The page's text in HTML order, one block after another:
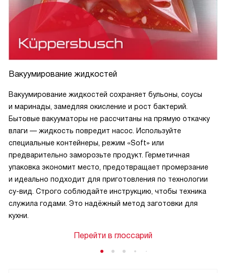
Вакуумирование жидкостей
Вакуумирование жидкостей сохраняет бульоны, соусы
и маринады, замедляя окисление и рост бактерий.
Бытовые вакууматоры не рассчитаны на прямую откачку
влаги — жидкость повредит насос. Используйте
специальные контейнеры, режим «Soft» или
предварительно заморозьте продукт. Герметичная
упаковка экономит место, предотвращает промерзание
и идеально подходит для приготовления по технологии
су-вид. Строго соблюдайте инструкцию, чтобы техника
служила годами. Это надёжный метод заготовки для
кухни.
Перейти в глоссарий